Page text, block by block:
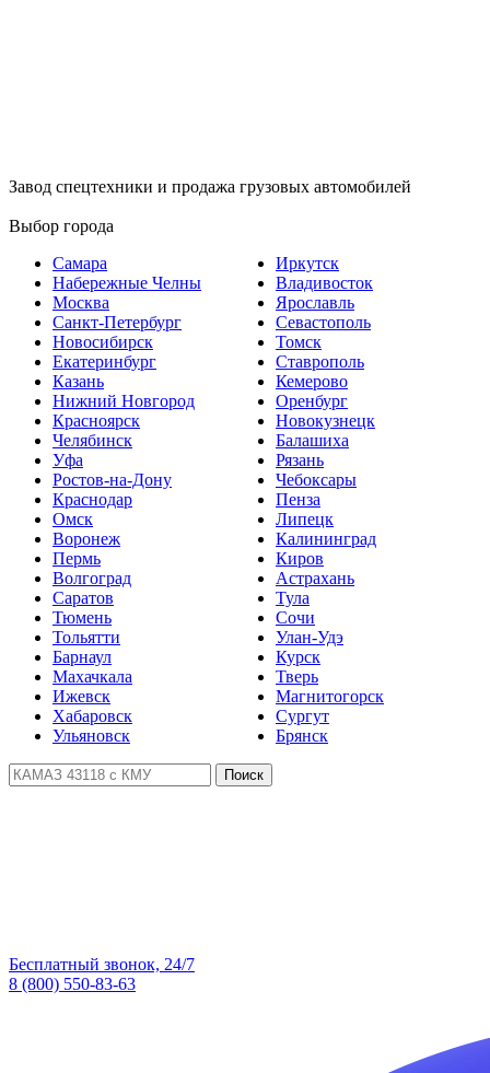
Завод спецтехники и продажа грузовых автомобилей
Выбор города
Самара
Набережные Челны
Москва
Санкт-Петербург
Новосибирск
Екатеринбург
Казань
Нижний Новгород
Красноярск
Челябинск
Уфа
Ростов-на-Дону
Краснодар
Омск
Воронеж
Пермь
Волгоград
Саратов
Тюмень
Тольятти
Барнаул
Махачкала
Ижевск
Хабаровск
Ульяновск
Иркутск
Владивосток
Ярославль
Севастополь
Томск
Ставрополь
Кемерово
Оренбург
Новокузнецк
Балашиха
Рязань
Чебоксары
Пенза
Липецк
Калининград
Киров
Астрахань
Тула
Сочи
Улан-Удэ
Курск
Тверь
Магнитогорск
Сургут
Брянск
Поиск
Бесплатный звонок, 24/7
8 (800) 550-83-63